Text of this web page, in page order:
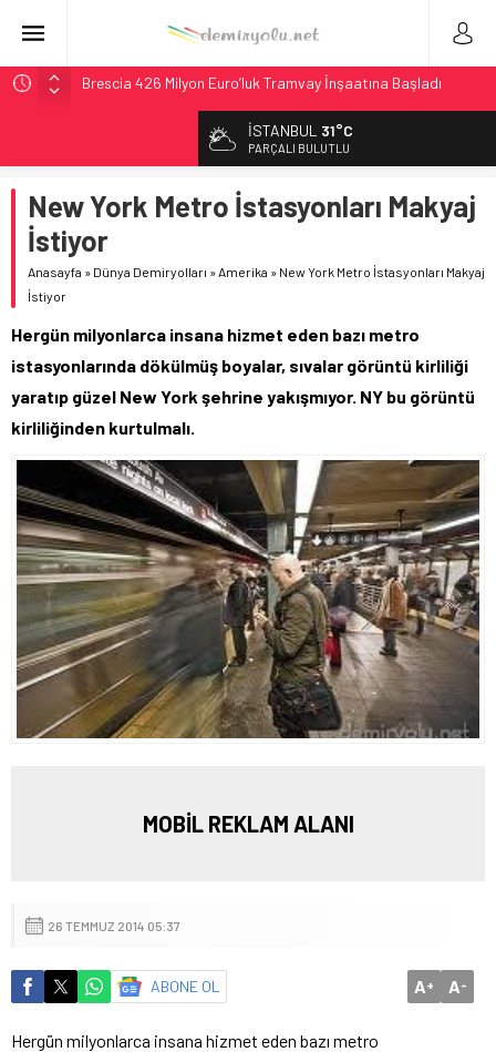
Brescia 426 Milyon Euro’luk Tramvay İnşaatına Başladı
Northern Railway Doğruladı: 308 Bin Rupiye Özel Vagonda
Chicago’da Metra Polisi BVLOS Drone’larla Müdahale
Süresini Kısalttı
NJ Transit’ten Tarihi Bütçe: 46 Yılın Rekoru Onaylandı
Çıkarıyor
İSTANBUL 31°C
PARÇALI BULUTLU
New York Metro İstasyonları Makyaj
İstiyor
Anasayfa » Dünya Demiryolları »Amerika » New York Metro İstasyonları Makyaj
İstiyor
Hergün milyonlarca insana hizmet eden bazı metro
istasyonlarında dökülmüş boyalar, sıvalar görüntü kirliliği
yaratıp güzel New York şehrine yakışmıyor. NY bu görüntü
kirliliğinden kurtulmalı.
MOBİL REKLAM ALANI
26 TEMMUZ 2014 05:37
ABONE OL A+ A-
Hergün milyonlarca insana hizmet eden bazı metro